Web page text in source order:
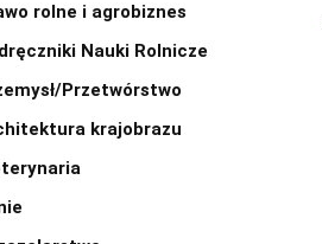
rolne i agrobiznes
Nauki Rolnicze
Przetwórstwo
krajobrazu